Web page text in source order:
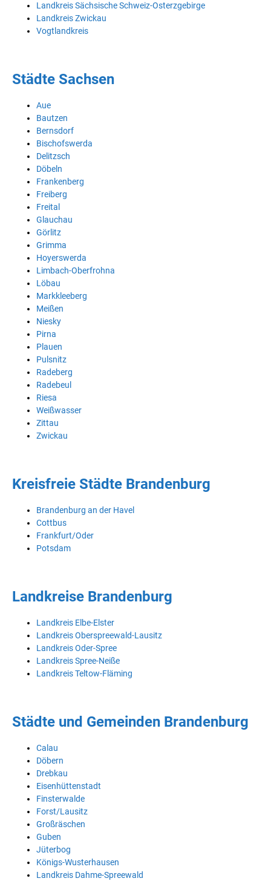
Landkreis Sächsische Schweiz-Osterzgebirge
Landkreis Zwickau
Vogtlandkreis
Städte Sachsen
Aue
Bautzen
Bernsdorf
Bischofswerda
Delitzsch
Döbeln
Frankenberg
Freiberg
Freital
Glauchau
Görlitz
Grimma
Hoyerswerda
Limbach-Oberfrohna
Löbau
Markkleeberg
Meißen
Niesky
Pirna
Plauen
Pulsnitz
Radeberg
Radebeul
Riesa
Weißwasser
Zittau
Zwickau
Kreisfreie Städte Brandenburg
Brandenburg an der Havel
Cottbus
Frankfurt/Oder
Potsdam
Landkreise Brandenburg
Landkreis Elbe-Elster
Landkreis Oberspreewald-Lausitz
Landkreis Oder-Spree
Landkreis Spree-Neiße
Landkreis Teltow-Fläming
Städte und Gemeinden Brandenburg
Calau
Döbern
Drebkau
Eisenhüttenstadt
Finsterwalde
Forst/Lausitz
Großräschen
Guben
Jüterbog
Königs-Wusterhausen
Landkreis Dahme-Spreewald